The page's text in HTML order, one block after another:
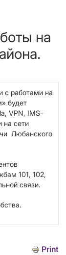
на
работами на
будет
VPN, IMS-
на сети
Любанского
101, 102,
связи.
Print